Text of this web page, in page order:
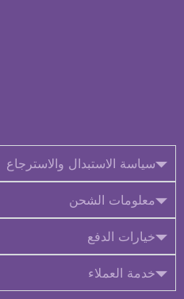
سياسة الاستبدال والاسترجاع
معلومات الشحن
خيارات الدفع
خدمة العملاء